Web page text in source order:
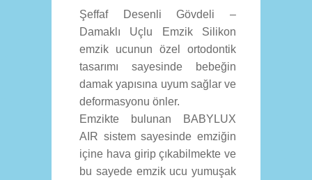
Şeffaf Desenli Gövdeli –
Damaklı Uçlu Emzik Silikon
emzik ucunun özel ortodontik
tasarımı sayesinde bebeğin
damak yapısına uyum sağlar ve
deformasyonu önler.
Emzikte bulunan BABYLUX
AIR sistem sayesinde emziğin
içine hava girip çıkabilmekte ve
bu sayede emzik ucu yumuşak